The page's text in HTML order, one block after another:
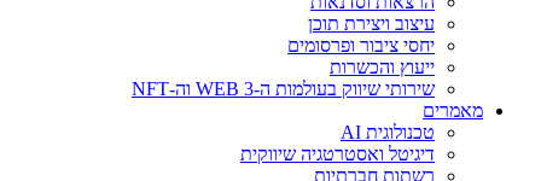
עיצוב ויצירת תוכן
יחסי ציבור ופרסומים
ייעוץ והכשרות
שירותי שיווק בעולמות ה-WEB 3 וה-NFT
מאמרים
טכנולוגית AI
דיגיטל ואסטרטגיה שיווקית
רשתות חברתיות